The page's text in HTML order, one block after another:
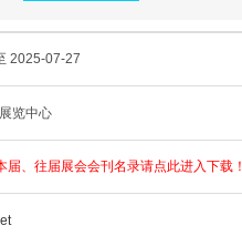
2025-07-27
览中心
届、往届展会会刊名录请点此进入下载！